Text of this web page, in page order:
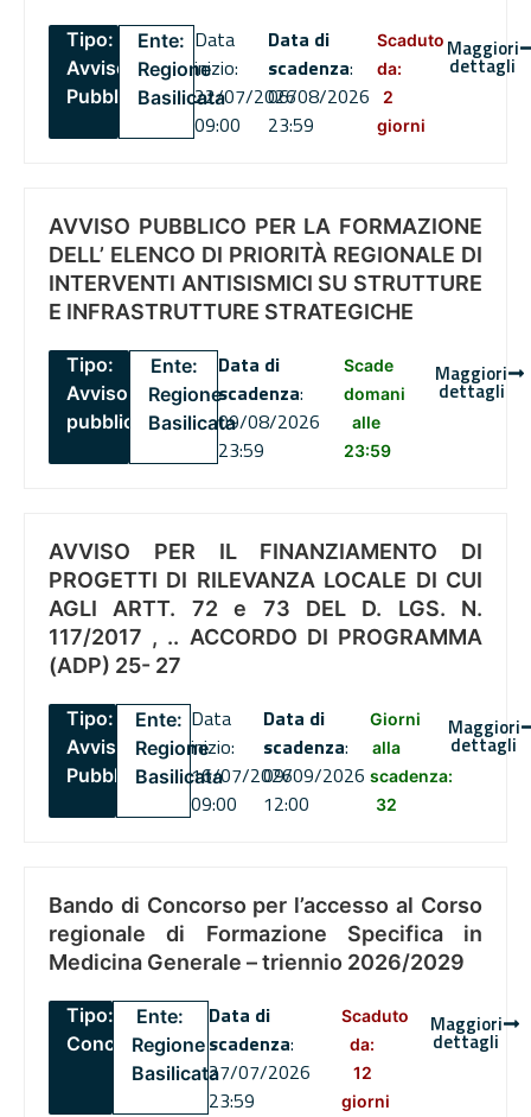
Tipo:
Avviso
Pubblico
Ente:
Regione
Basilicata
Data
inizio:
22/07/2026
09:00
Data di
scadenza:
06/08/2026
23:59
Scaduto
da:
2
giorni
Maggiori
dettagli
AVVISO PUBBLICO PER LA FORMAZIONE
DELL’ ELENCO DI PRIORITÀ REGIONALE DI
INTERVENTI ANTISISMICI SU STRUTTURE
E INFRASTRUTTURE STRATEGICHE
Tipo:
Avviso
pubblico
Ente:
Regione
Basilicata
Data di
scadenza:
09/08/2026
23:59
Scade
domani
alle
23:59
Maggiori
dettagli
AVVISO PER IL FINANZIAMENTO DI
PROGETTI DI RILEVANZA LOCALE DI CUI
AGLI ARTT. 72 e 73 DEL D. LGS. N.
117/2017 , .. ACCORDO DI PROGRAMMA
(ADP) 25- 27
Tipo:
Avviso
Pubblico
Ente:
Regione
Basilicata
Data
inizio:
16/07/2026
09:00
Data di
scadenza:
09/09/2026
12:00
Giorni
alla
scadenza:
32
Maggiori
dettagli
Bando di Concorso per l’accesso al Corso
regionale di Formazione Specifica in
Medicina Generale – triennio 2026/2029
Tipo:
Concorsi
Ente:
Regione
Basilicata
Data di
scadenza:
27/07/2026
23:59
Scaduto
da:
12
giorni
Maggiori
dettagli